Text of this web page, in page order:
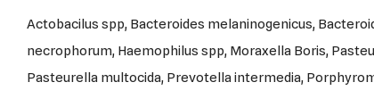
Actobacilus spp, Bacteroides melaninogenicus,
necrophorum, Haemophilus spp, Moraxella Boris,
Pasteurella multocida, Prevotella intermedia,